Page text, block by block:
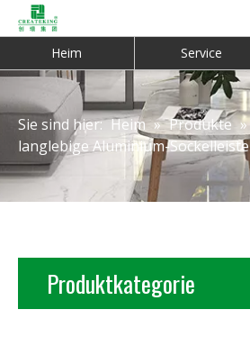
Heim Service
Sie sind hier: Heim » Produkte »
langlebige Aluminium-Sockelleiste
Produktkategorie